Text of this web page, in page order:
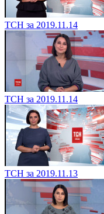
ТСН за 2019.11.14
ТСН за 2019.11.14
ТСН за 2019.11.13